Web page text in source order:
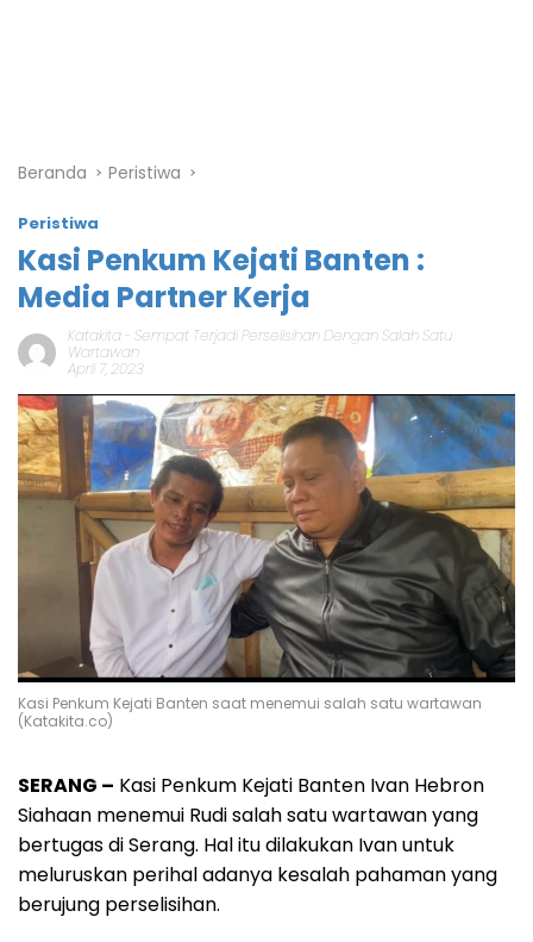
Beranda Peristiwa
Peristiwa
Kasi Penkum Kejati Banten :
Media Partner Kerja
Katakita- Sempat Terjadi Perselisihan Dengan Salah Satu
Wartawan
April 7, 2023
Kasi Penkum Kejati Banten saat menemui salah satu wartawan
(Katakita.co)
SERANG – Kasi Penkum Kejati Banten Ivan Hebron
Siahaan menemui Rudi salah satu wartawan yang
bertugas di Serang. Hal itu dilakukan Ivan untuk
meluruskan perihal adanya kesalah pahaman yang
berujung perselisihan.